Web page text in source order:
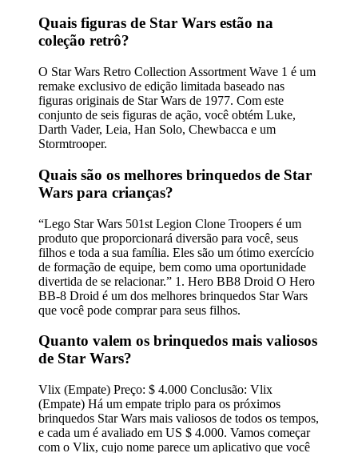
Quais figuras de Star Wars estão na
coleção retrô?
O Star Wars Retro Collection Assortment Wave 1 é um
remake exclusivo de edição limitada baseado nas
figuras originais de Star Wars de 1977. Com este
conjunto de seis figuras de ação, você obtém Luke,
Darth Vader, Leia, Han Solo, Chewbacca e um
Stormtrooper.
Quais são os melhores brinquedos de Star
Wars para crianças?
“Lego Star Wars 501st Legion Clone Troopers é um
produto que proporcionará diversão para você, seus
filhos e toda a sua família. Eles são um ótimo exercício
de formação de equipe, bem como uma oportunidade
divertida de se relacionar.” 1. Hero BB8 Droid O Hero
BB-8 Droid é um dos melhores brinquedos Star Wars
que você pode comprar para seus filhos.
Quanto valem os brinquedos mais valiosos
de Star Wars?
Vlix (Empate) Preço: $ 4.000 Conclusão: Vlix
(Empate) Há um empate triplo para os próximos
brinquedos Star Wars mais valiosos de todos os tempos,
e cada um é avaliado em US $ 4.000. Vamos começar
com o Vlix, cujo nome parece um aplicativo que você